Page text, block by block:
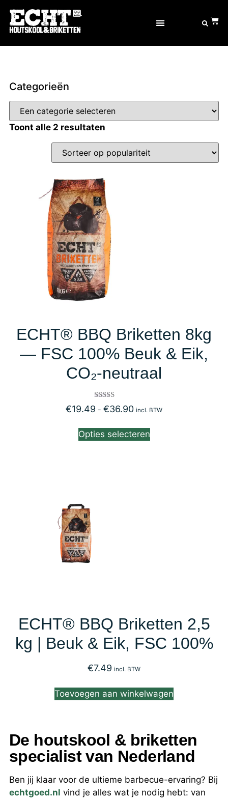
De houtskool & briketten
specialist van Nederland
Ben jij klaar voor de ultieme barbecue-ervaring? Bij
echtgoed.nl vind je alles wat je nodig hebt: van
Toont alle 2 resultaten
ECHT® BBQ Briketten 8kg
— FSC 100% Beuk & Eik,
CO₂-neutraal
Gewaardeerd
3.00
€19.49 - €36.90 incl. BTW
Opties selecteren
ECHT® BBQ Briketten 2,5
kg | Beuk & Eik, FSC 100%
€7.49 incl. BTW
Toevoegen aan winkelwagen
Categorieën